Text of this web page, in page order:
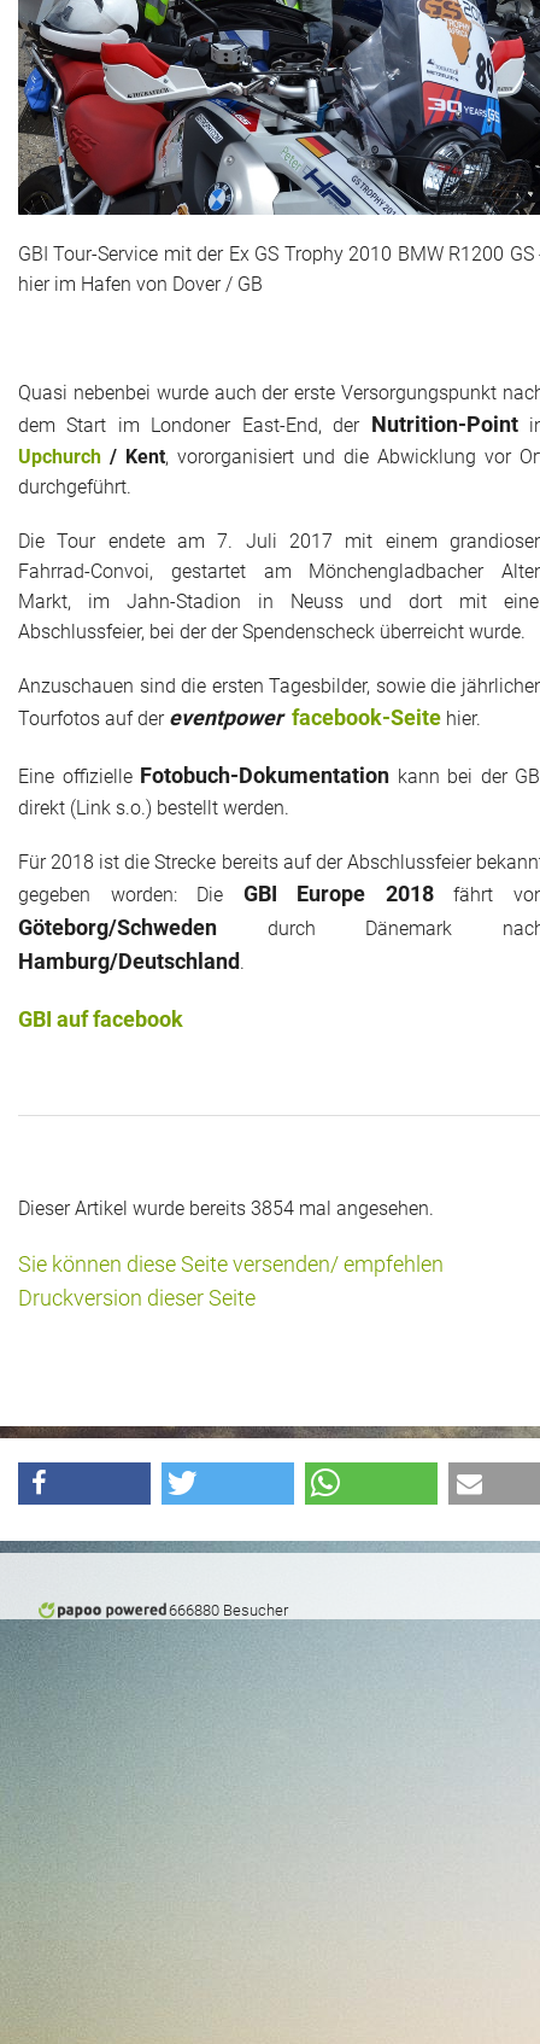
GBI Tour-Service mit der Ex GS Trophy 2010 BMW R1200 GS
hier im Hafen von Dover / GB
Quasi nebenbei wurde auch der erste Versorgungspunkt
dem Start im Londoner East-End, der
Nutrition-Point
Upchurch / Kent, vororganisiert und die Abwicklung vor
durchgeführt.
Die Tour endete am 7. Juli 2017 mit einem
Fahrrad-Convoi, gestartet am Mönchengladbacher
Markt, im Jahn-Stadion in Neuss und dort mit
Abschlussfeier, bei der der Spendenscheck überreicht wurde.
Anzuschauen sind die ersten Tagesbilder, sowie die
Tourfotos auf der eventpower facebook-Seite hier.
Eine offizielle Fotobuch-Dokumentation kann bei der
direkt (Link s.o.) bestellt werden.
Für 2018 ist die Strecke bereits auf der Abschlussfeier
gegeben worden: Die GBI Europe 2018fährt
Göteborg/Schweden durch Dänemark
Hamburg/Deutschland .
GBI auf facebook
Dieser Artikel wurde bereits 3854 mal angesehen.
Sie können diese Seite versenden/ empfehlen
Druckversion dieser Seite
666880 Besucher